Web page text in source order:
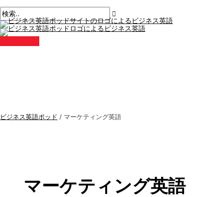
ン
テ
ン
ツ
イ
メ
ニ
ュ
ビジネス英語ポッド / マーケティング英語
マーケティング英語
ー
ジ
ネ
ー
ペ
ビ
ジ
ネ
ス
検
索
す
る